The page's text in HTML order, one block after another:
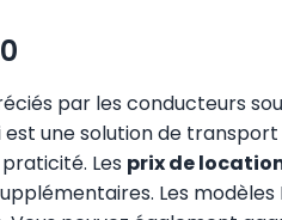
par les conducteurs
une solution de
Les prix de
Les modèles